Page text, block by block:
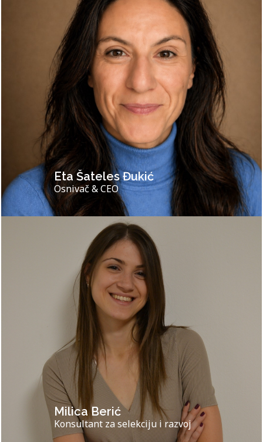
Eta Šateles Đukić
Osnivač & CEO
Milica Berić
Konsultant za selekciju i razvoj